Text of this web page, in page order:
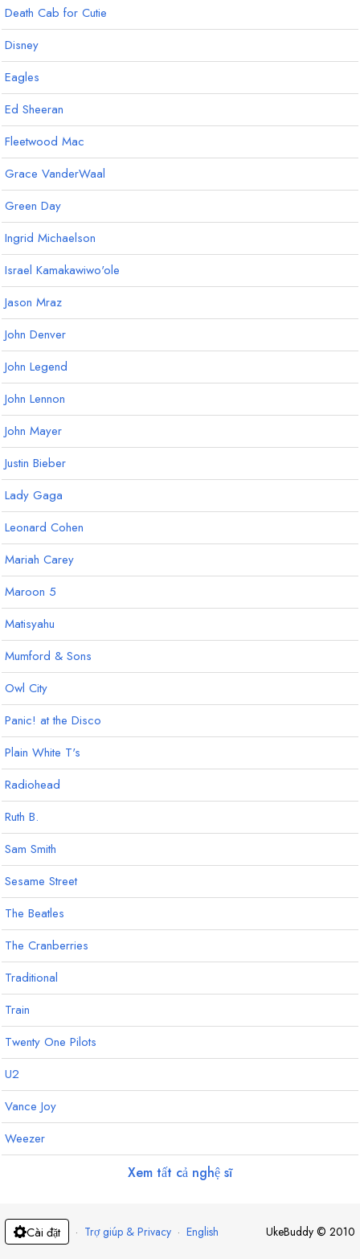
Death Cab for Cutie
Disney
Eagles
Ed Sheeran
Fleetwood Mac
Grace VanderWaal
Green Day
Ingrid Michaelson
Israel Kamakawiwo'ole
Jason Mraz
John Denver
John Legend
John Lennon
John Mayer
Justin Bieber
Lady Gaga
Leonard Cohen
Mariah Carey
Maroon 5
Matisyahu
Mumford & Sons
Owl City
Panic! at the Disco
Plain White T's
Radiohead
Ruth B.
Sam Smith
Sesame Street
The Beatles
The Cranberries
Traditional
Train
Twenty One Pilots
U2
Vance Joy
Weezer
Xem tất cả nghệ sĩ
Cài đặt · Trợ giúp & Privacy · English UkeBuddy © 2010